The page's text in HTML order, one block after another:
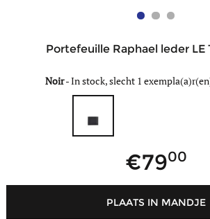
Portefeuille Raphael leder LE
Noir-In stock, slecht 1
7900
PLAATS IN MANDJE